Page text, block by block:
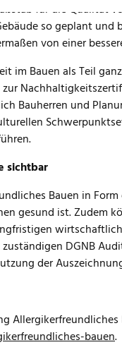
für die Qualität
so geplant
von einer
im Bauen als Teil
Bauherren und
sichtbar
Bauen in
gesund ist. Zudem
DGNB
der
bauen.